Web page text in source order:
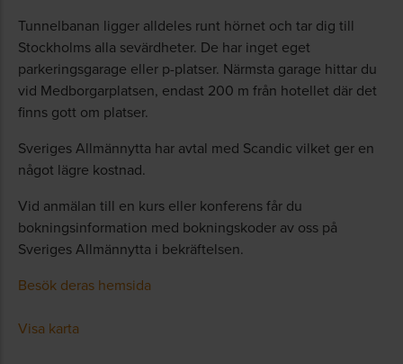
Tunnelbanan ligger alldeles runt hörnet och tar dig till
Stockholms alla sevärdheter. De har inget eget
parkeringsgarage eller p-platser. Närmsta garage hittar du
vid Medborgarplatsen, endast 200 m från hotellet där det
finns gott om platser.
Sveriges Allmännytta har avtal med Scandic vilket ger en
något lägre kostnad.
Vid anmälan till en kurs eller konferens får du
bokningsinformation med bokningskoder av oss på
Sveriges Allmännytta i bekräftelsen.
Besök deras hemsida
Visa karta